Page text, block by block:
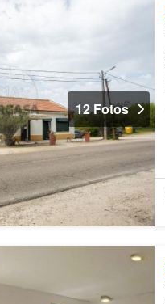
12 Fotos